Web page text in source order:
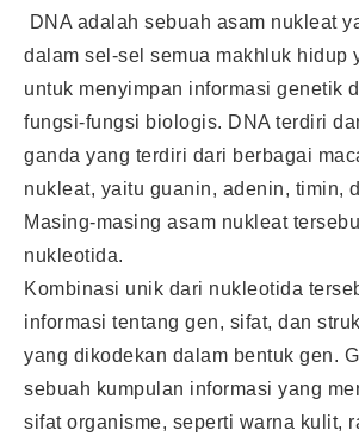
DNA adalah sebuah asam nukleat
dalam sel-sel semua makhluk hidup
untuk menyimpan informasi genetik
fungsi-fungsi biologis. DNA terdiri
ganda yang terdiri dari berbagai
nukleat, yaitu guanin, adenin, timin,
Masing-masing asam nukleat
nukleotida.
Kombinasi unik dari nukleotida
informasi tentang gen, sifat, dan
yang dikodekan dalam bentuk gen.
sebuah kumpulan informasi yang
sifat organisme, seperti warna kulit,